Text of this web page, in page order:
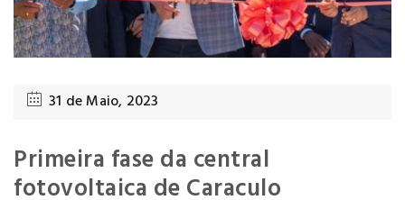
31 de Maio, 2023
Primeira fase da central
fotovoltaica de Caraculo